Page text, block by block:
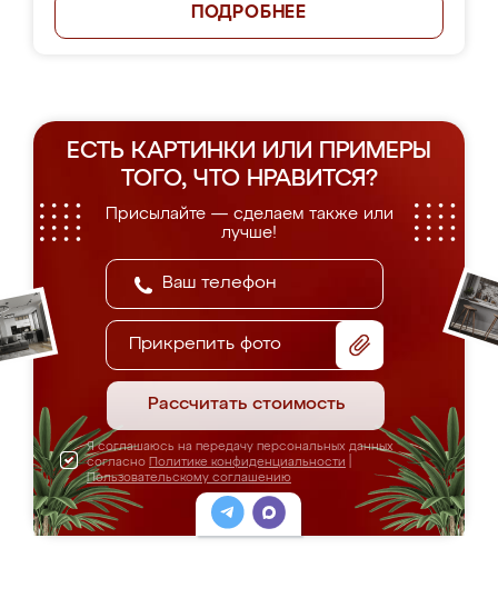
ПОДРОБНЕЕ
ЕСТЬ КАРТИНКИ ИЛИ ПРИМЕРЫ
ТОГО, ЧТО НРАВИТСЯ?
Присылайте — сделаем также или
лучше!
Прикрепить фото
Рассчитать стоимость
Я соглашаюсь на передачу персональных данных
согласно Политике конфиденциальности
Пользовательскому соглашению